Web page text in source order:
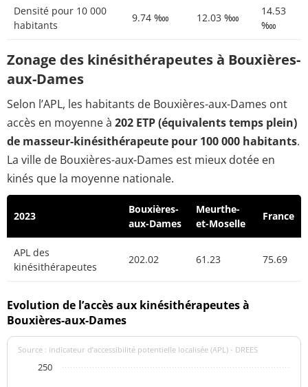
Densité pour 10 000
habitants
9.74 ‱ 12.03 ‱
14.53
‱
Zonage des kinésithérapeutes à Bouxières-
aux-Dames
Selon l’APL, les habitants de Bouxières-aux-Dames ont
accès en moyenne à 202 ETP (équivalents temps plein)
de masseur-kinésithérapeute pour 100 000 habitants.
La ville de Bouxières-aux-Dames est mieux dotée en
kinés que la moyenne nationale.
2023
Bouxières-
aux-Dames
Meurthe-
et-Moselle
France
APL des
kinésithérapeutes
202.02 61.23 75.69
Evolution de l’accès aux kinésithérapeutes à
Bouxières-aux-Dames
Source : indicateur d’accessibilité potentielle localisée (APL) - DREES
250